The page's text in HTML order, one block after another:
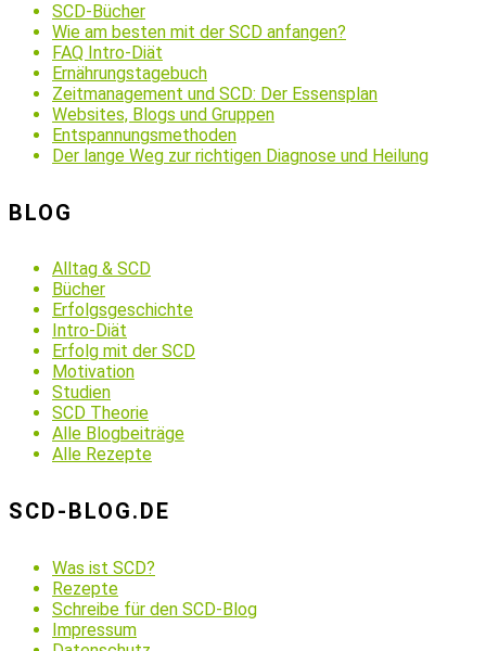
SCD-Bücher
Wie am besten mit der SCD anfangen?
FAQ Intro-Diät
Ernährungstagebuch
Zeitmanagement und SCD: Der Essensplan
Websites, Blogs und Gruppen
Entspannungsmethoden
Der lange Weg zur richtigen Diagnose und Heilung
BLOG
Alltag & SCD
Bücher
Erfolgsgeschichte
Intro-Diät
Erfolg mit der SCD
Motivation
Studien
SCD Theorie
Alle Blogbeiträge
Alle Rezepte
SCD-BLOG.DE
Was ist SCD?
Rezepte
Schreibe für den SCD-Blog
Impressum